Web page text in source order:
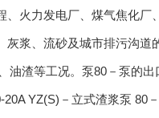
火力发电厂、煤气焦化
浆、流砂及城市排污沟
渣等工况。泵80－泵的
YZ(S)－立式渣浆泵 80